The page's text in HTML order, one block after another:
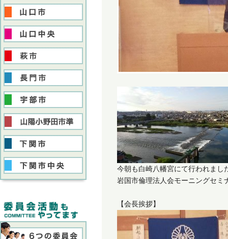
今朝も白崎八幡宮にて行われまし
岩国市倫理法人会モーニングセミ
【会長挨拶】